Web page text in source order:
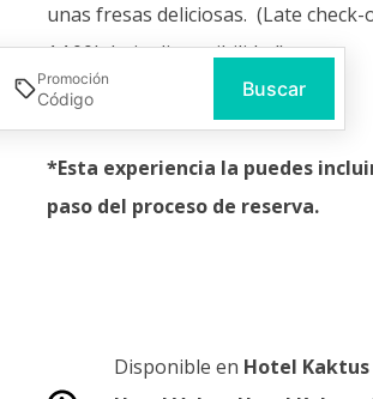
Promoción Buscar
unas fresas deliciosas. (Late
14:00h bajo disponibilidad)
*Esta experiencia la puedes
paso del proceso de reserva.
Disponible en Hotel Kaktus